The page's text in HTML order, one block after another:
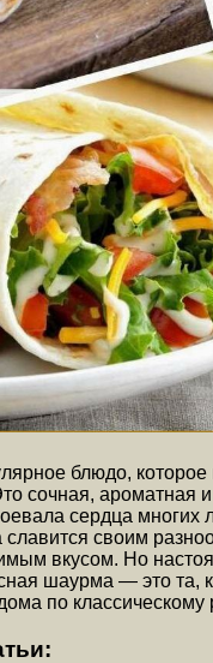
блюдо,
сочная, ароматная
сердца многих
своим
вкусом. Но
шаурма — это та,
по классическому